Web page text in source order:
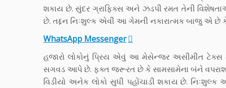
શકાય છે. સુંદર ગ્રાફિક્સ અને ઝડપી રમત તેની
છે. તદ્દન નિઃશુલ્ક એવી આ ગેમની નકારાત્મક બાજુ એ છે
WhatsApp Messenger
હજારો લોકોનું પ્રિય એવું આ મેસેન્જર અસીમીત ટેક્સ
સગવડ આપે છે. ફક્ત જરૂરત છે કે સામસામેના બંને
વિડીયો અનેક લોકો સુધી પહોંચાડી શકાય છે.